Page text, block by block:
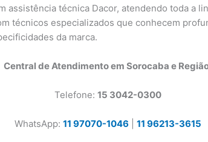
assistência técnica Dacor, atendendo toda a
técnicos especializados que conhecem
da marca.
Central de Atendimento em Sorocaba e
Telefone: 15 3042-0300
WhatsApp: 11 97070-1046 11 96213-3615